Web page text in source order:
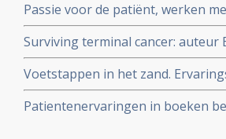
Passie voor de patiënt, werken
heeft zelf borstkanker
Surviving terminal cancer:
Glioblastoma overleefde met een
Voetstappen in het zand.
Bert van Ravenswaaij beschrijft
Patientenervaringen in boeken